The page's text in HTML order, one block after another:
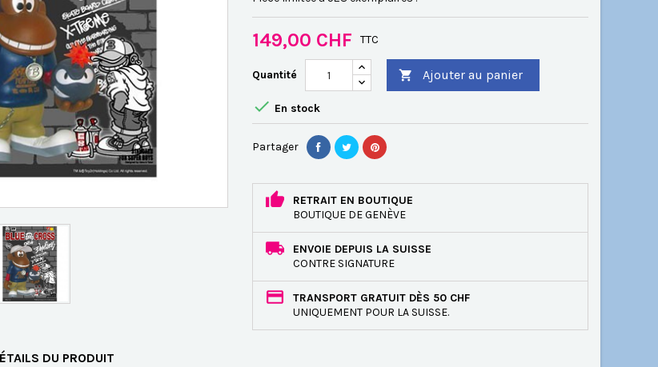
149,00 CHF TTC
Quantité  Ajouter au panier
 En stock
Partager
RETRAIT EN BOUTIQUE
BOUTIQUE DE GENÈVE
ENVOIE DEPUIS LA SUISSE
CONTRE SIGNATURE
TRANSPORT GRATUIT DÈS 50 CHF
UNIQUEMENT POUR LA SUISSE.
DU PRODUIT